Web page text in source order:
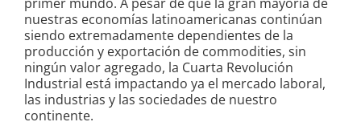
nuestras economías latinoamericanas continúan
siendo extremadamente dependientes de la
producción y exportación de commodities, sin
ningún valor agregado, la Cuarta Revolución
Industrial está impactando ya el mercado laboral,
las industrias y las sociedades de nuestro
continente.